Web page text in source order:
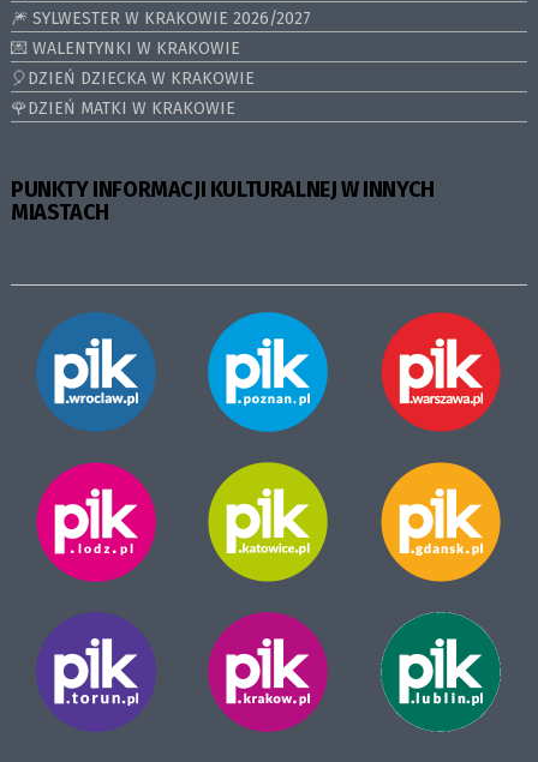
🎆 SYLWESTER W KRAKOWIE 2026/2027
💌 WALENTYNKI W KRAKOWIE
🎈DZIEŃ DZIECKA W KRAKOWIE
🌹DZIEŃ MATKI W KRAKOWIE
PUNKTY INFORMACJI KULTURALNEJ W INNYCH
MIASTACH